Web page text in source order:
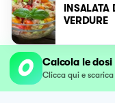
INSALATA
VERDURE
Calcola le
Clicca qui e scarica